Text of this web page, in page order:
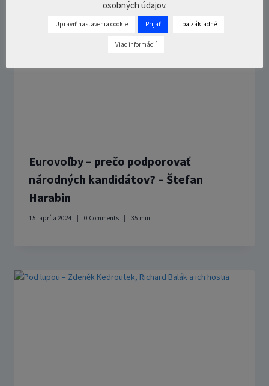
Eurovoľby – prečo podporovať
národných kandidátov? – Štefan
Harabin
15. apríla 2024 0 Comments 35 min.
osobných údajov.
Upraviť nastavenia cookie Prijať Iba základné
Viac informácií